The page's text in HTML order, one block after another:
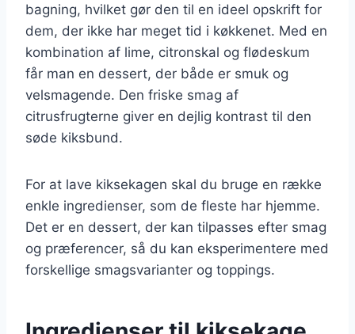
bagning, hvilket gør den til en ideel opskrift for
dem, der ikke har meget tid i køkkenet. Med en
kombination af lime, citronskal og flødeskum
får man en dessert, der både er smuk og
velsmagende. Den friske smag af
citrusfrugterne giver en dejlig kontrast til den
søde kiksbund.
For at lave kiksekagen skal du bruge en række
enkle ingredienser, som de fleste har hjemme.
Det er en dessert, der kan tilpasses efter smag
og præferencer, så du kan eksperimentere med
forskellige smagsvarianter og toppings.